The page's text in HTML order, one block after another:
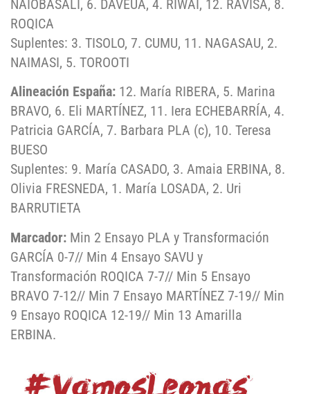
NAIOBASALI, 6. DAVEUA, 4. RIWAI, 12. RAVISA, 8.
ROQICA
Suplentes: 3. TISOLO, 7. CUMU, 11. NAGASAU, 2.
NAIMASI, 5. TOROOTI
Alineación España: 12. María RIBERA, 5. Marina
BRAVO, 6. Eli MARTÍNEZ, 11. Iera ECHEBARRÍA, 4.
Patricia GARCÍA, 7. Barbara PLA (c), 10. Teresa
BUESO
Suplentes: 9. María CASADO, 3. Amaia ERBINA, 8.
Olivia FRESNEDA, 1. María LOSADA, 2. Uri
BARRUTIETA
Marcador: Min 2 Ensayo PLA y Transformación
GARCÍA 0-7// Min 4 Ensayo SAVU y
Transformación ROQICA 7-7// Min 5 Ensayo
BRAVO 7-12// Min 7 Ensayo MARTÍNEZ 7-19// Min
9 Ensayo ROQICA 12-19// Min 13 Amarilla
ERBINA.